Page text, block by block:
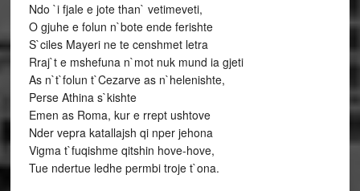
Ndo `i fjale e jote than` vetimeveti,
O gjuhe e folun n`bote ende ferishte
S`ciles Mayeri ne te censhmet letra
Rraj`t e mshefuna n`mot nuk mund ia gjeti
As n`t`folun t`Cezarve as n`helenishte,
Perse Athina s`kishte
Emen as Roma, kur e rrept ushtove
Nder vepra katallajsh qi nper jehona
Vigma t`fuqishme qitshin hove-hove,
Tue ndertue ledhe permbi troje t`ona.